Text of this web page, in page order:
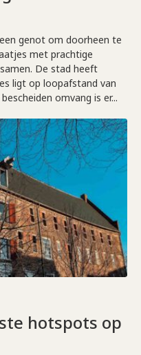
genot om doorheen te
met prachtige
De stad heeft
ligt op loopafstand van
omvang is er...
hotspots op